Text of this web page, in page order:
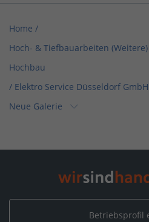
Home /
Hoch- & Tiefbauarbeiten
Hochbau
/ Elektro Service Düsseldorf GmbH
Neue Galerie
Elektro, Informationstechnik,
Betriebsprofil